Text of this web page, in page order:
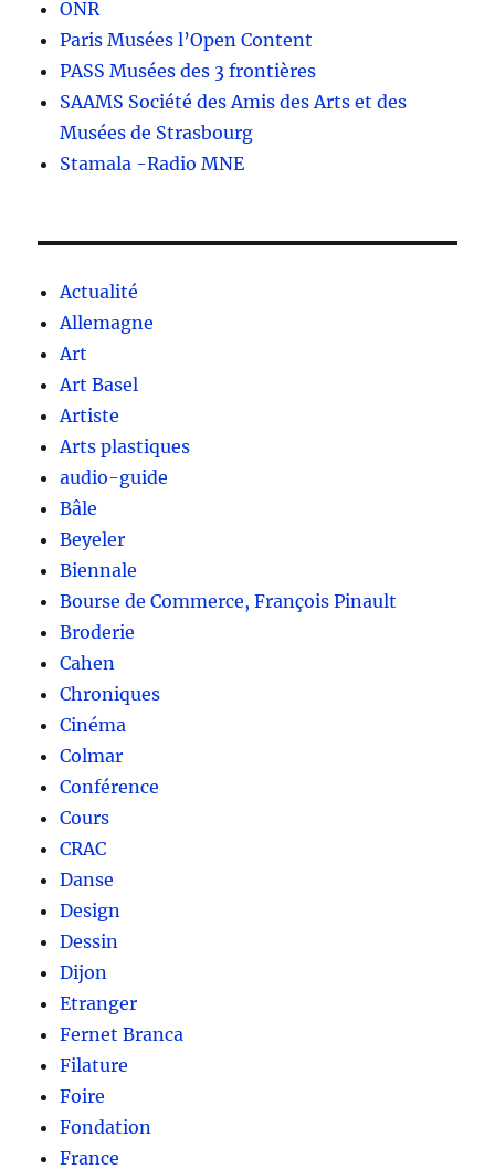
ONR
Paris Musées l’Open Content
PASS Musées des 3 frontières
SAAMS Société des Amis des Arts et des
Musées de Strasbourg
Stamala -Radio MNE
Actualité
Allemagne
Art
Art Basel
Artiste
Arts plastiques
audio-guide
Bâle
Beyeler
Biennale
Bourse de Commerce, François Pinault
Broderie
Cahen
Chroniques
Cinéma
Colmar
Conférence
Cours
CRAC
Danse
Design
Dessin
Dijon
Etranger
Fernet Branca
Filature
Foire
Fondation
France